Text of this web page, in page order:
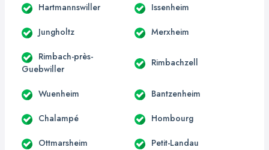
Hartmannswiller Issenheim
Jungholtz Merxheim
Rimbach-près-
Guebwiller
Rimbachzell
Wuenheim Bantzenheim
Chalampé Hombourg
Ottmarsheim Petit-Landau